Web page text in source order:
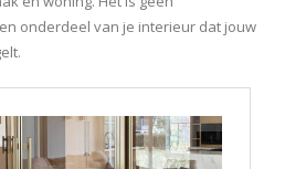
onderdeel van je interieur dat jouw